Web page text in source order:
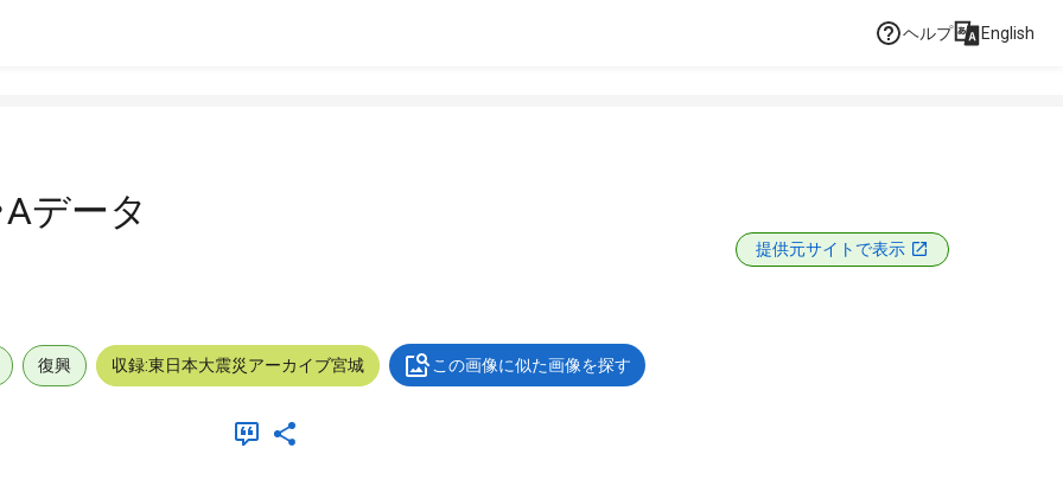
ヘルプ English
Aデータ
提供元サイトで表示
復興 収録:東日本大震災アーカイブ宮城 この画像に似た画像を探す